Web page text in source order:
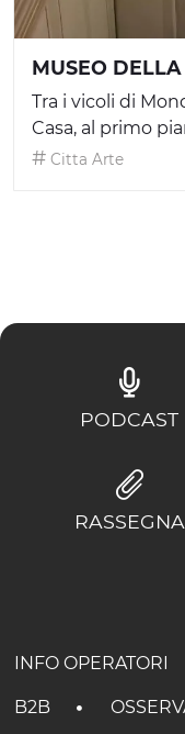
MUSEO DELLA
Tra i vicoli di
Casa, al primo
Citta Arte
PODCAST
RASSEGNA
INFO OPERATORI
B2B